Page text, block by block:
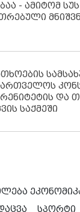
- ამიტომ
და
საქმეში
სპორტი